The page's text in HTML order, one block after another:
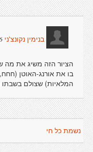
בנימין נקונצ'ני
הציור הזה משיג את מה
בו את אורנג-האוטן
המלאיות) שצולם בשבתו
נשמת כל חי